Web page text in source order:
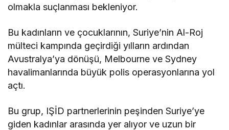
olmakla suçlanması bekleniyor.
Bu kadınların ve çocuklarının, Suriye’nin Al-Roj
mülteci kampında geçirdiği yılların ardından
Avustralya’ya dönüşü, Melbourne ve Sydney
havalimanlarında büyük polis operasyonlarına yol
açtı.
Bu grup, IŞİD partnerlerinin peşinden Suriye’ye
giden kadınlar arasında yer alıyor ve uzun bir